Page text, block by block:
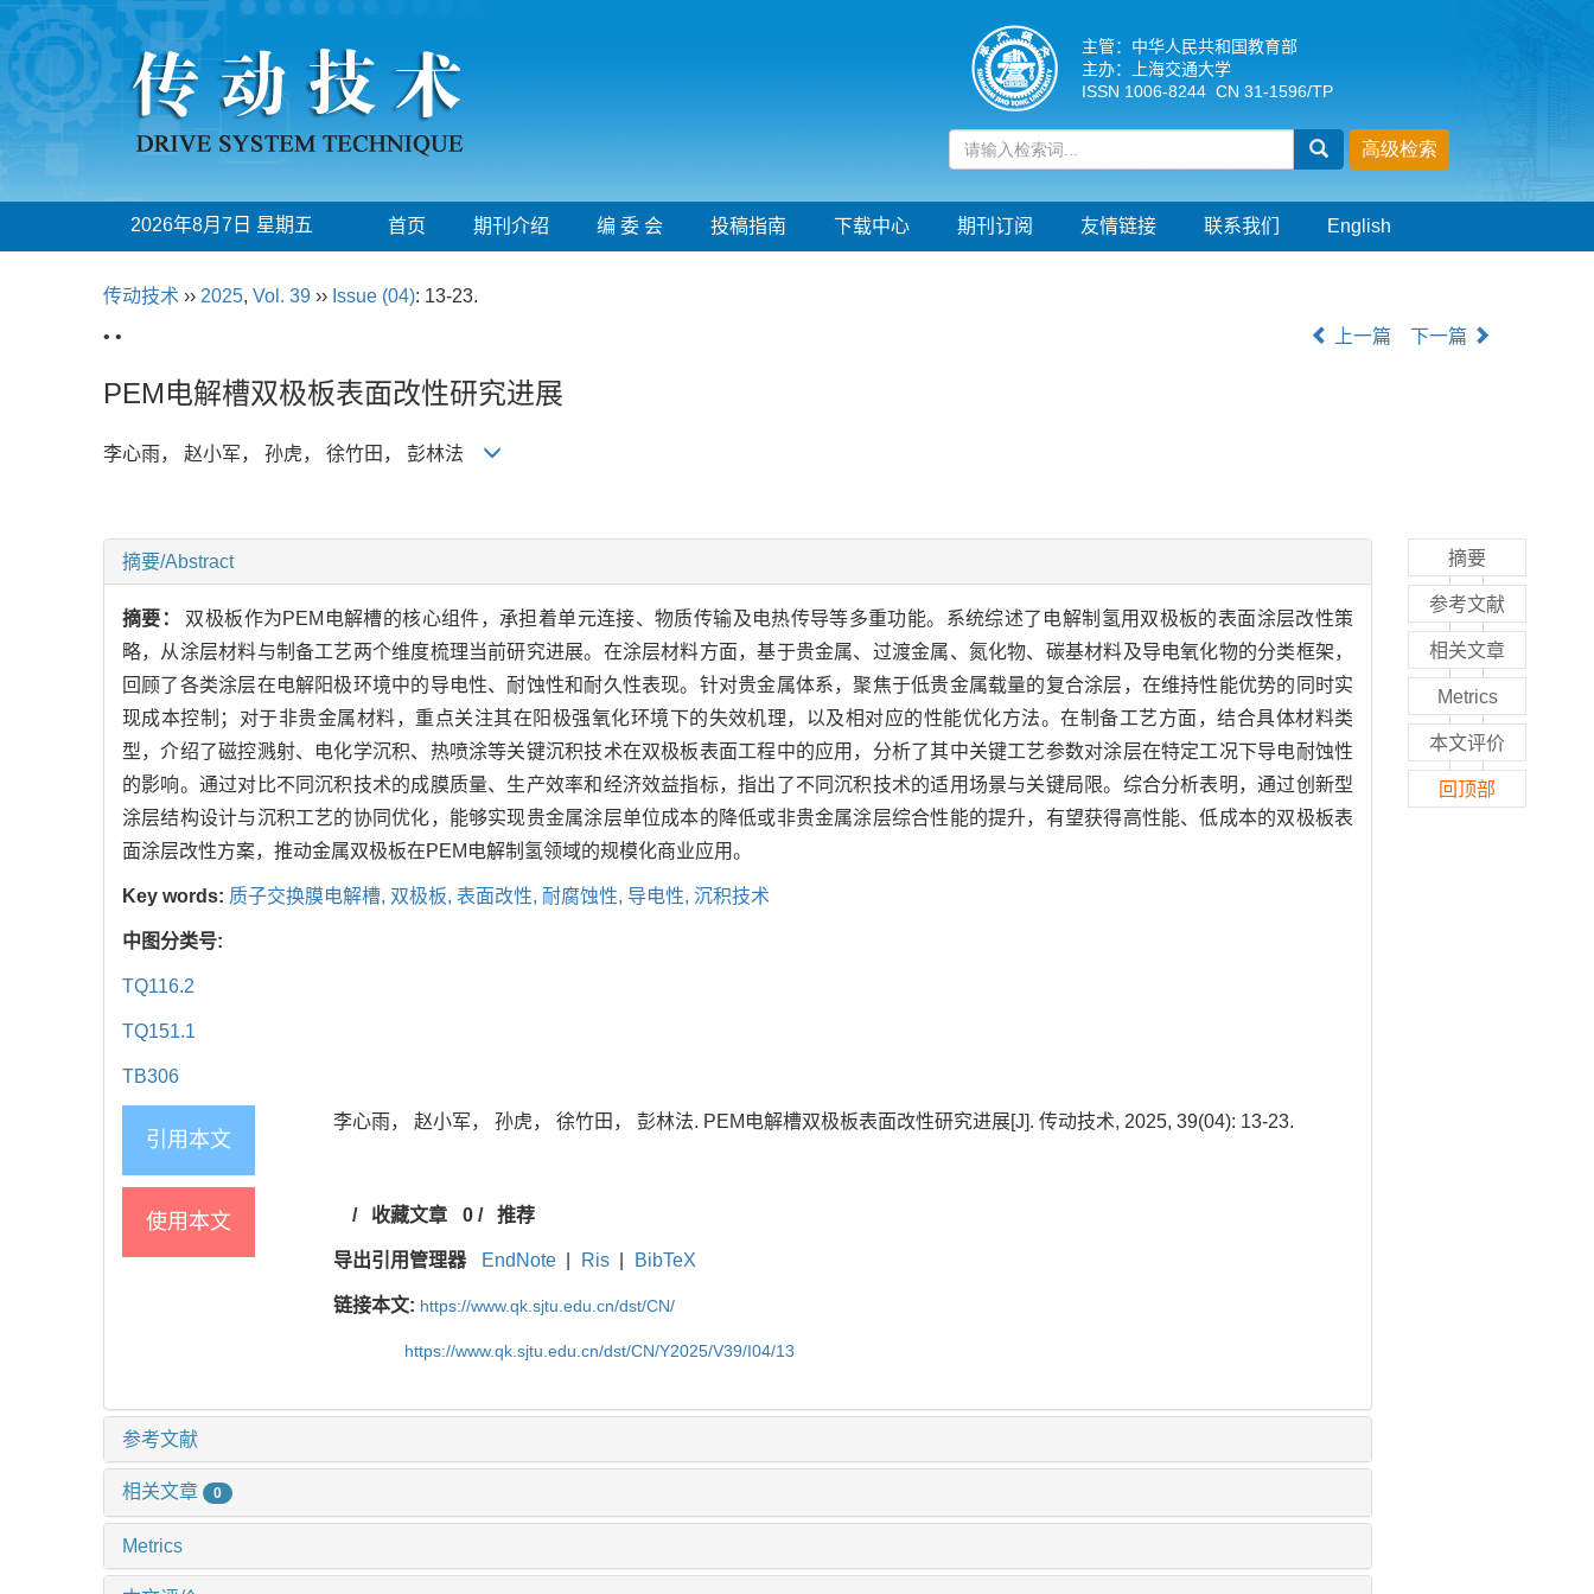
主管：中华人民共和国教育部
主办：上海交通大学
ISSN 1006-8244 CN 31-1596/TP
2026年8月7日 星期五 首页 期刊介绍 编 委 会 投稿指南 下载中心 期刊订阅 友情链接 联系我们 English
传动技术 ›› 2025, Vol. 39 ›› Issue (04): 13-23.
• •
上一篇 下一篇
PEM电解槽双极板表面改性研究进展
李心雨， 赵小军， 孙虎， 徐竹田， 彭林法
摘要/Abstract
摘要： 双极板作为PEM电解槽的核心组件，承担着单元连接、物质传输及电热传导等多重功能。系统综述了电解制氢用双极板的表面涂层改性策
略，从涂层材料与制备工艺两个维度梳理当前研究进展。在涂层材料方面，基于贵金属、过渡金属、氮化物、碳基材料及导电氧化物的分类框架，
回顾了各类涂层在电解阳极环境中的导电性、耐蚀性和耐久性表现。针对贵金属体系，聚焦于低贵金属载量的复合涂层，在维持性能优势的同时实
现成本控制；对于非贵金属材料，重点关注其在阳极强氧化环境下的失效机理，以及相对应的性能优化方法。在制备工艺方面，结合具体材料类
型，介绍了磁控溅射、电化学沉积、热喷涂等关键沉积技术在双极板表面工程中的应用，分析了其中关键工艺参数对涂层在特定工况下导电耐蚀性
的影响。通过对比不同沉积技术的成膜质量、生产效率和经济效益指标，指出了不同沉积技术的适用场景与关键局限。综合分析表明，通过创新型
涂层结构设计与沉积工艺的协同优化，能够实现贵金属涂层单位成本的降低或非贵金属涂层综合性能的提升，有望获得高性能、低成本的双极板表
面涂层改性方案，推动金属双极板在PEM电解制氢领域的规模化商业应用。
Key words: 质子交换膜电解槽, 双极板, 表面改性, 耐腐蚀性, 导电性, 沉积技术
中图分类号:
TQ116.2
TQ151.1
TB306
引用本文
李心雨， 赵小军， 孙虎， 徐竹田， 彭林法. PEM电解槽双极板表面改性研究进展[J]. 传动技术, 2025, 39(04): 13-23.
使用本文 / 收藏文章 0/ 推荐
导出引用管理器 EndNote Ris BibTeX
链接本文: https://www.qk.sjtu.edu.cn/dst/CN/
https://www.qk.sjtu.edu.cn/dst/CN/Y2025/V39/I04/13
参考文献
相关文章 0
Metrics
摘要
参考文献
相关文章
Metrics
本文评价
回顶部